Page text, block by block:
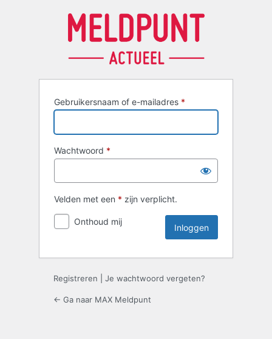
Gebruikersnaam of e-mailadres *
Wachtwoord *
Velden met een * zijn verplicht.
Onthoud mij
Registreren Je wachtwoord vergeten?
← Ga naar MAX Meldpunt